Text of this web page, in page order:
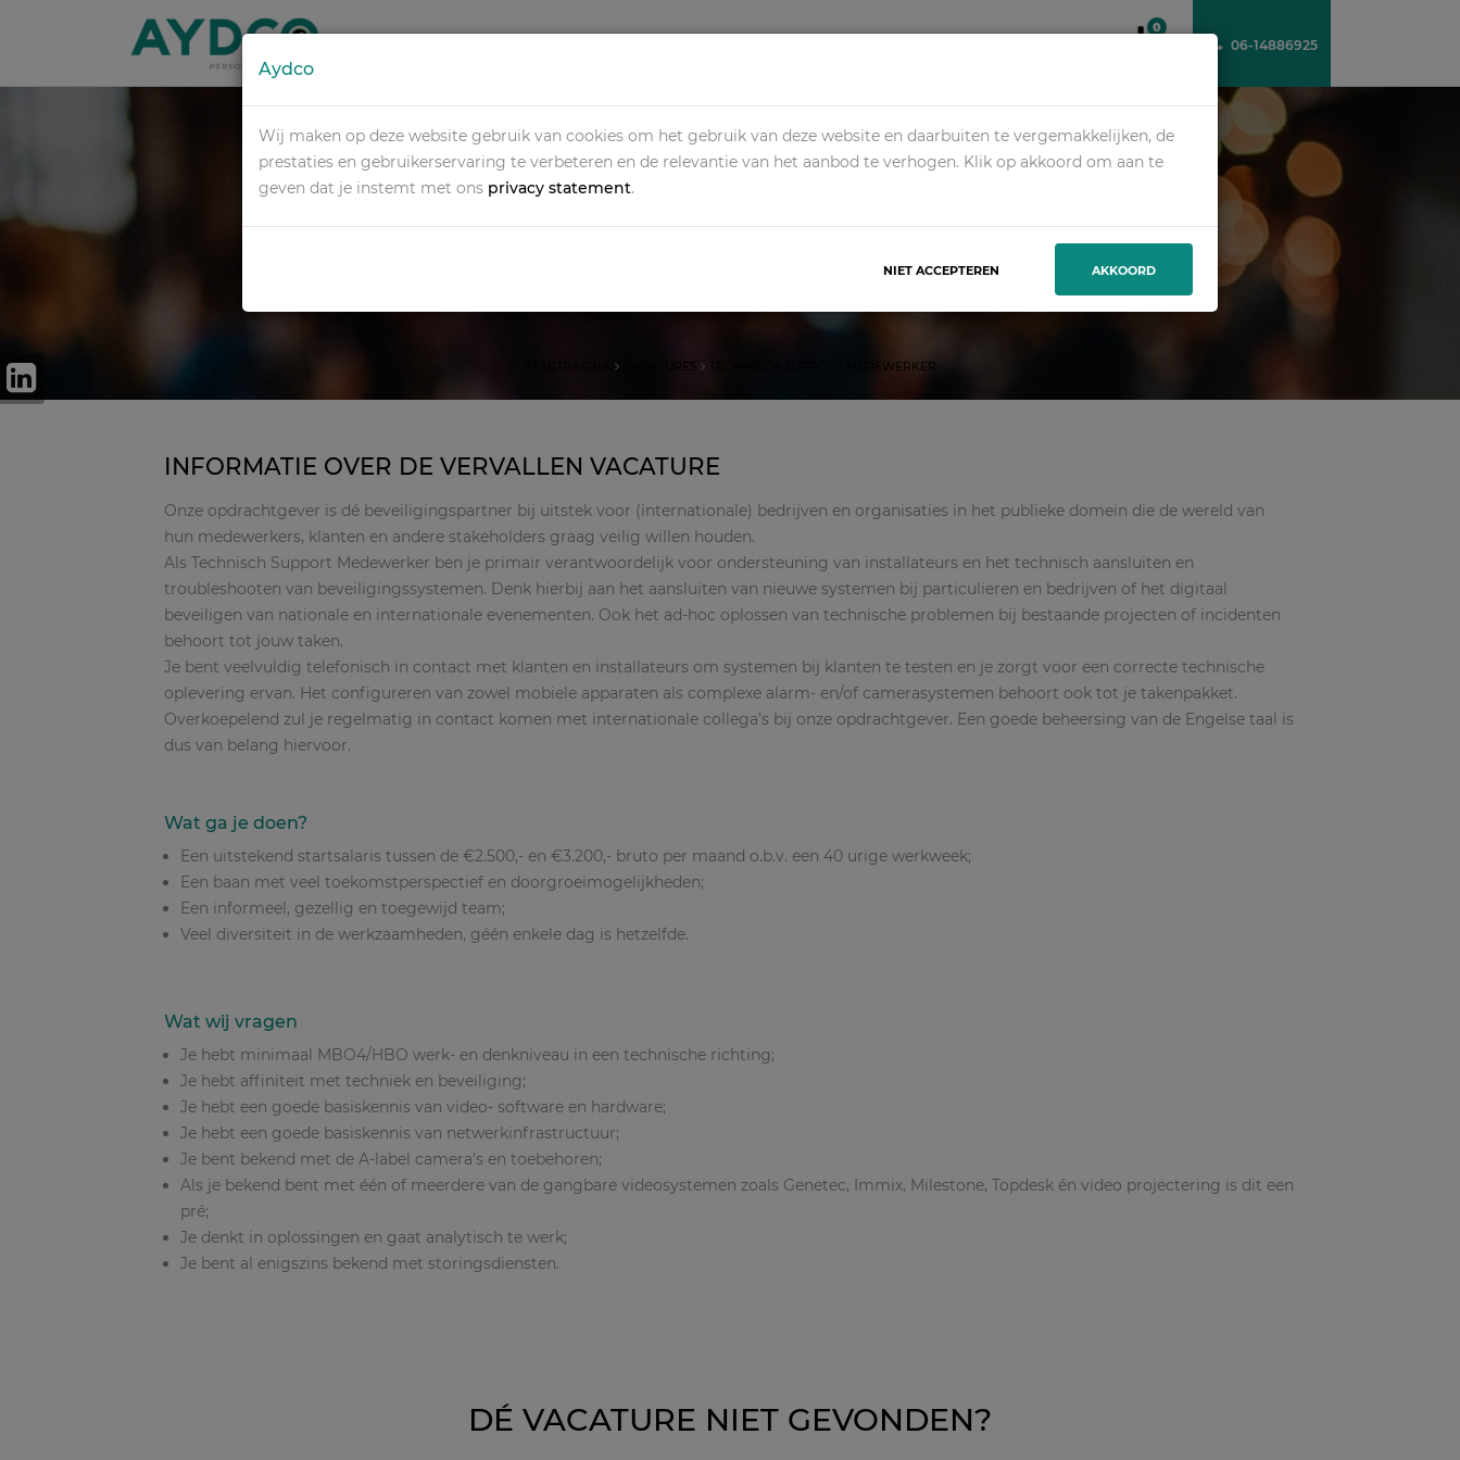
06-14886925
0
TECHNISCH SUPPORT MEDEWERKER
VACATURES TECHNISCH SUPPORT MEDEWERKER
INFORMATIE OVER DE VERVALLEN VACATURE
Onze opdrachtgever is dé beveiligingspartner bij uitstek voor (internationale) bedrijven en organisaties in het publieke domein die de wereld van
hun medewerkers, klanten en andere stakeholders graag veilig willen houden.
Als Technisch Support Medewerker ben je primair verantwoordelijk voor ondersteuning van installateurs en het technisch aansluiten en
troubleshooten van beveiligingssystemen. Denk hierbij aan het aansluiten van nieuwe systemen bij particulieren en bedrijven of het digitaal
beveiligen van nationale en internationale evenementen. Ook het ad-hoc oplossen van technische problemen bij bestaande projecten of incidenten
behoort tot jouw taken.
Je bent veelvuldig telefonisch in contact met klanten en installateurs om systemen bij klanten te testen en je zorgt voor een correcte technische
oplevering ervan. Het configureren van zowel mobiele apparaten als complexe alarm- en/of camerasystemen behoort ook tot je takenpakket.
Overkoepelend zul je regelmatig in contact komen met internationale collega’s bij onze opdrachtgever. Een goede beheersing van de Engelse taal is
dus van belang hiervoor.
Wat ga je doen?
Een uitstekend startsalaris tussen de €2.500,- en €3.200,- bruto per maand o.b.v. een 40 urige werkweek;
Een baan met veel toekomstperspectief en doorgroeimogelijkheden;
Een informeel, gezellig en toegewijd team;
Veel diversiteit in de werkzaamheden, géén enkele dag is hetzelfde.
Wat wij vragen
Je hebt minimaal MBO4/HBO werk- en denkniveau in een technische richting;
Je hebt affiniteit met techniek en beveiliging;
Je hebt een goede basiskennis van video- software en hardware;
Je hebt een goede basiskennis van netwerkinfrastructuur;
Je bent bekend met de A-label camera’s en toebehoren;
Als je bekend bent met één of meerdere van de gangbare videosystemen zoals Genetec, Immix, Milestone, Topdesk én video projectering is dit een
pré;
Je denkt in oplossingen en gaat analytisch te werk;
Je bent al enigszins bekend met storingsdiensten.
DÉ VACATURE NIET GEVONDEN?
Aydco
Wij maken op deze website gebruik van cookies om het gebruik van deze website en daarbuiten te vergemakkelijken, de
prestaties en gebruikerservaring te verbeteren en de relevantie van het aanbod te verhogen. Klik op akkoord om aan te
geven dat je instemt met ons privacy statement.
NIET ACCEPTEREN AKKOORD